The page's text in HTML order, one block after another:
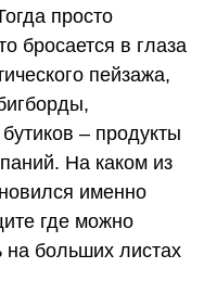
просто
бросается в глаза
пейзажа,
– продукты
На каком из
именно
где можно
на больших листах